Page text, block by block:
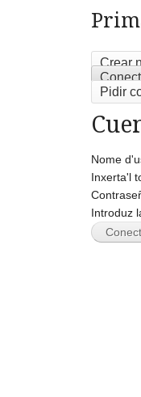
Crear
Pidir
Nome
Inxerta'l
Introduz